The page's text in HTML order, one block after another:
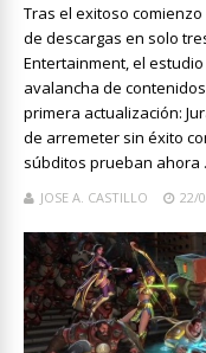
Tras el exitoso
de descargas en solo
Entertainment, el
avalancha de
primera actualización:
de arremeter sin éxito
súbditos prueban ahora
JOSE A. CASTILLO 22/